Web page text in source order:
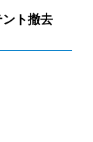
ト撤去